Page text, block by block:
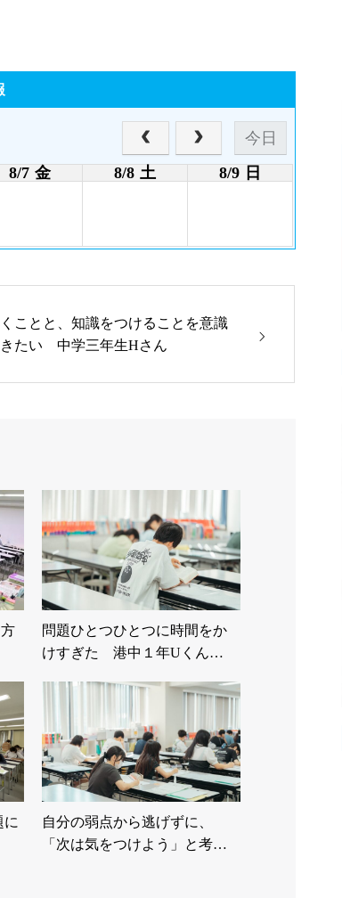
今日
8/7 金 8/8 土 8/9 日
ことと、知識をつけることを意識
きたい 中学三年生Hさん
問題ひとつひとつに時間をか
けすぎた 港中１年Uくん…
に
自分の弱点から逃げずに、
「次は気をつけよう」と考
お得な特典